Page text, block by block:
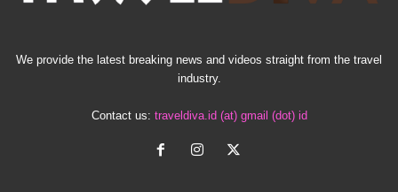
We provide the latest breaking news and videos straight from the travel
industry.
Contact us: traveldiva.id (at) gmail (dot) id